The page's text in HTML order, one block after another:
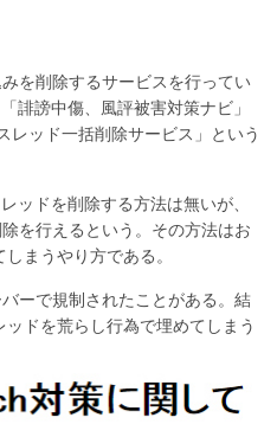
を削除するサービスを行ってい
誹謗中傷、風評被害対策ナビ」
レッド一括削除サービス」という
ッドを削除する方法は無いが、
を行えるという。その方法はお
まうやり方である。
ーで規制されたことがある。結
ドを荒らし行為で埋めてしまう